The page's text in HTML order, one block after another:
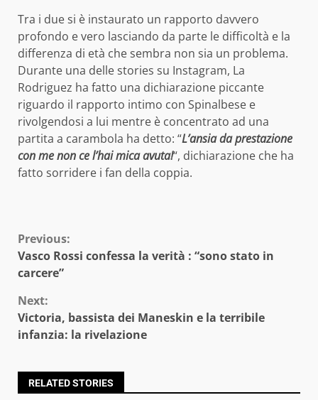
Tra i due si è instaurato un rapporto davvero
profondo e vero lasciando da parte le difficoltà e la
differenza di età che sembra non sia un problema.
Durante una delle stories su Instagram, La
Rodriguez ha fatto una dichiarazione piccante
riguardo il rapporto intimo con Spinalbese e
rivolgendosi a lui mentre è concentrato ad una
partita a carambola ha detto: “L’ansia da prestazione
con me non ce l’hai mica avuta!“, dichiarazione che ha
fatto sorridere i fan della coppia.
Continue
Reading
Previous:
Vasco Rossi confessa la verità : “sono stato in
carcere”
Next:
Victoria, bassista dei Maneskin e la terribile
infanzia: la rivelazione
RELATED STORIES